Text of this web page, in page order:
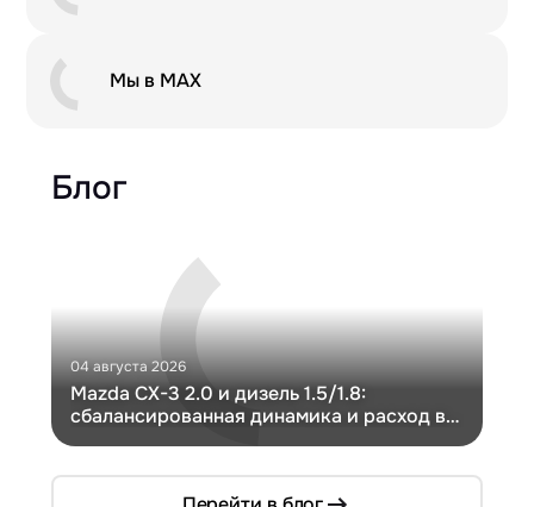
Мы в MAX
Блог
04 августа 2026
Mazda CX-3 2.0 и дизель 1.5/1.8:
сбалансированная динамика и расход в